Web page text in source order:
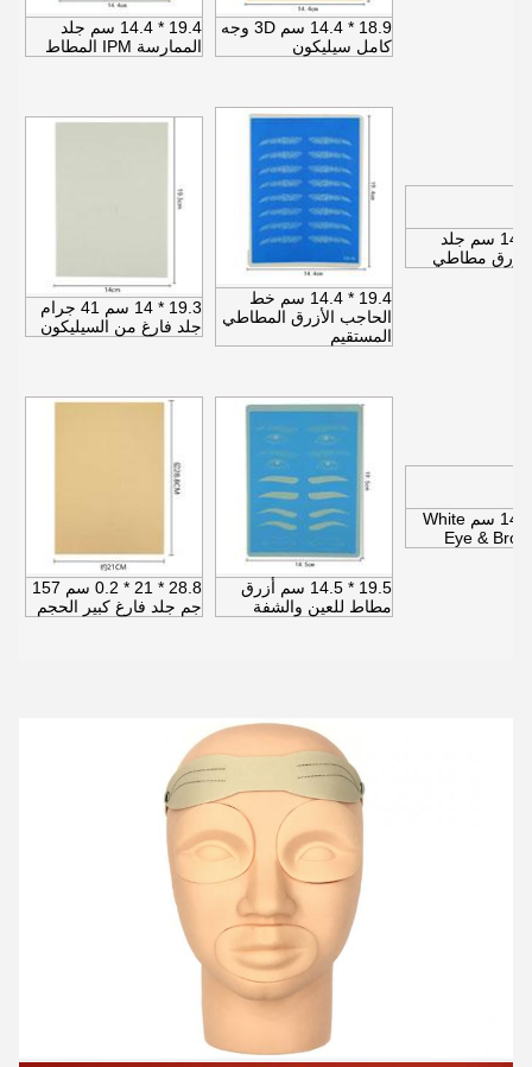
18.9 * 14.4 سم 3D وجه
كامل سيليكون
19.4 * 14.4 سم جلد
الممارسة IPM المطاط
19.4 * 14.4 سم جلد
أزرق مطاطي
19.4 * 14.4 سم خط
الحاجب الأزرق المطاطي
المستقيم
19.3 * 14 سم 41 جرام
جلد فارغ من السيليكون
19.2 * 14.2 سم White
Eye &
19.5 * 14.5 سم أزرق
مطاط للعين والشفة
28.8 * 21 * 0.2 سم 157
جم جلد فارغ كبير الحجم